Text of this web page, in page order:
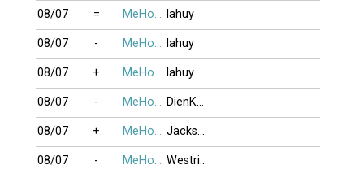
08/07 = MeHonTran lahuy
08/07 - MeHonTran lahuy
08/07 + MeHonTran lahuy
08/07 - MeHonTran DienKhacKim
08/07 + MeHonTran Jackson
08/07 - MeHonTran Westridge